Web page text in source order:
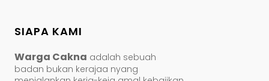
SIAPA KAMI
Warga Cakna adalah sebuah
badan bukan kerajaa nyang